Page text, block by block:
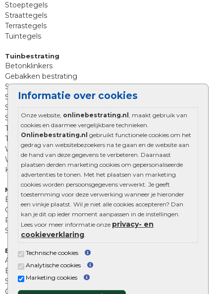
Informatie over cookies
Onze website, onlinebestrating.nl , maakt gebruik van
cookies en daarmee vergelijkbare technieken.
Onlinebestrating.nl gebruikt functionele cookies om het
gedrag van websitebezoekers na te gaan en de website aan
de hand van deze gegevens te verbeteren. Daarnaast
plaatsen derden marketing cookies om gepersonaliseerde
advertenties te tonen. Met het plaatsen van marketing
cookies worden persoonsgegevens verwerkt. Je geeft
toestemming voor deze verwerking wanneer je hieronder
een vinkje plaatst. Wil je niet alle cookies accepteren? Dan
kan je dit op ieder moment aanpassen in de instellingen.
Lees voor meer informatie onze privacy- en
cookieverklaring.
Technische cookies
Analytische cookies
Marketing cookies
Stoeptegels
Straattegels
Terrastegels
Tuintegels
Tuinbestrating
Betonklinkers
Gebakken bestrating
Strakke bestrating
Sierbestrating
Straatklinkers
Straatstenen
Trommelstenen
Tuinstenen
Waalformaat
Wildverband bestrating
Kingstones
Muurelementen
Betonbielzen
Opsluitbanden
Palissades
Stapelblokken
Extra benodigdheden
Afwatering en diversen
Beplantings en betonelementen
Split, grind en zand
Oprit tegels